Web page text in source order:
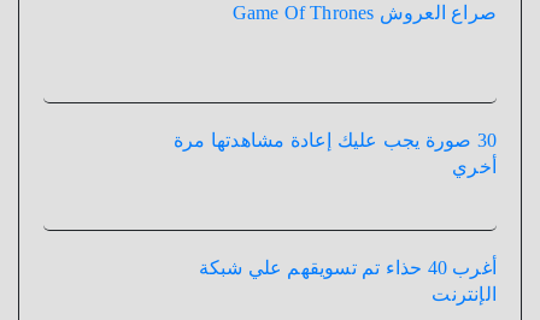
صراع العروش Game Of Thrones
30 صورة يجب عليك إعادة مشاهدتها مرة
أخري
أغرب 40 حذاء تم تسويقهم علي شبكة
الإنترنت